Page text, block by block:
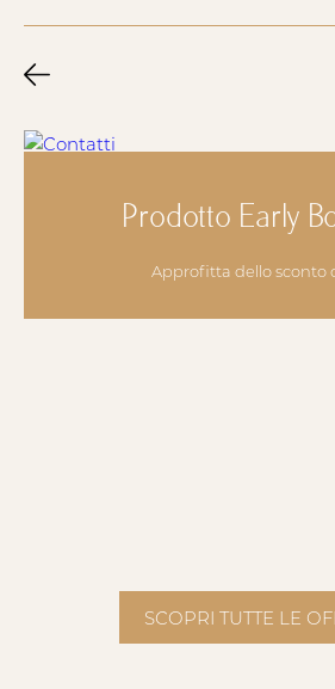
Prodotto Early
Approfitta dello sconto
SCOPRI TUTTE LE